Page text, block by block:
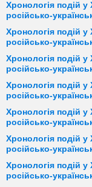
Хронологія подій у
російсько-
Хронологія подій у
російсько-
Хронологія подій у
російсько-
Хронологія подій у
російсько-
Хронологія подій у
російсько-
Хронологія подій у
російсько-
Хронологія подій у
російсько-